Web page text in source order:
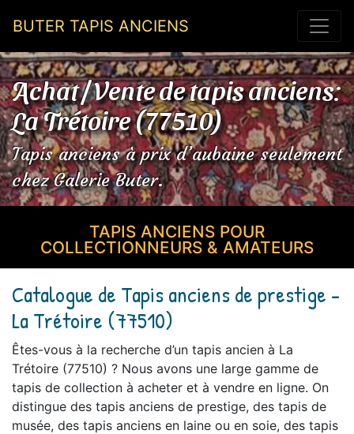
BUTER TAPIS ANCIENS
Achat / Vente de tapis anciens:
La Trétoire (77510)
Tapis anciens à prix d’aubaine seulement
chez Galerie Buter.
TAPIS ANCIENS POUR
COLLECTIONNEURS & AMATEURS
Catalogue de Tapis anciens de prestige -
La Trétoire (77510)
Êtes-vous à la recherche d’un tapis ancien à La
Trétoire (77510) ? Nous avons une large gamme de
tapis de collection à acheter et à vendre en ligne. On
distingue des tapis anciens de prestige, des tapis de
musée, des tapis anciens en laine ou en soie, des tapis